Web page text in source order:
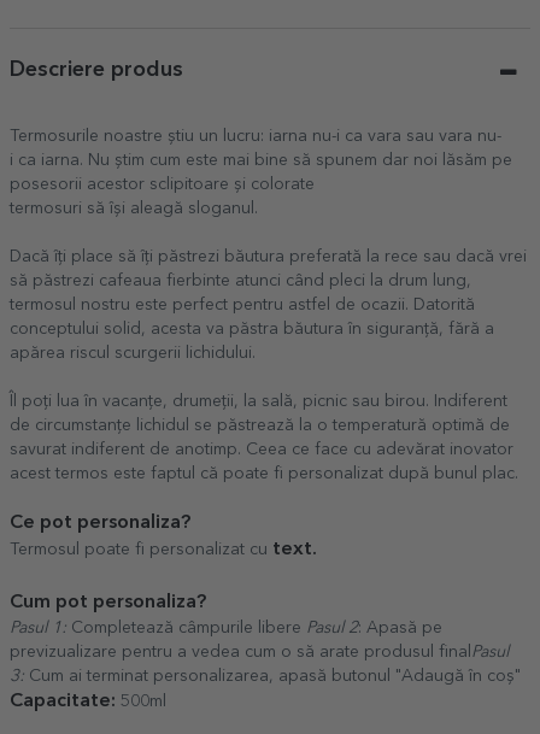
Descriere produs
Termosurile noastre știu un lucru: iarna nu-i ca vara sau vara nu-
i ca iarna. Nu știm cum este mai bine să spunem dar noi lăsăm pe
posesorii acestor sclipitoare și colorate
termosuri să își aleagă sloganul.
Dacă îți place să îți păstrezi băutura preferată la rece sau dacă vrei
să păstrezi cafeaua fierbinte atunci când pleci la drum lung,
termosul nostru este perfect pentru astfel de ocazii. Datorită
conceptului solid, acesta va păstra băutura în siguranță, fără a
apărea riscul scurgerii lichidului.
Îl poți lua în vacanțe, drumeții, la sală, picnic sau birou. Indiferent
de circumstanțe lichidul se păstrează la o temperatură optimă de
savurat indiferent de anotimp. Ceea ce face cu adevărat inovator
acest termos este faptul că poate fi personalizat după bunul plac.
Ce pot personaliza?
Termosul poate fi personalizat cu text.
Cum pot personaliza?
Pasul 1: Completează câmpurile libere Pasul 2: Apasă pe
previzualizare pentru a vedea cum o să arate produsul final Pasul
3: Cum ai terminat personalizarea, apasă butonul "Adaugă în coș"
Capacitate: 500ml